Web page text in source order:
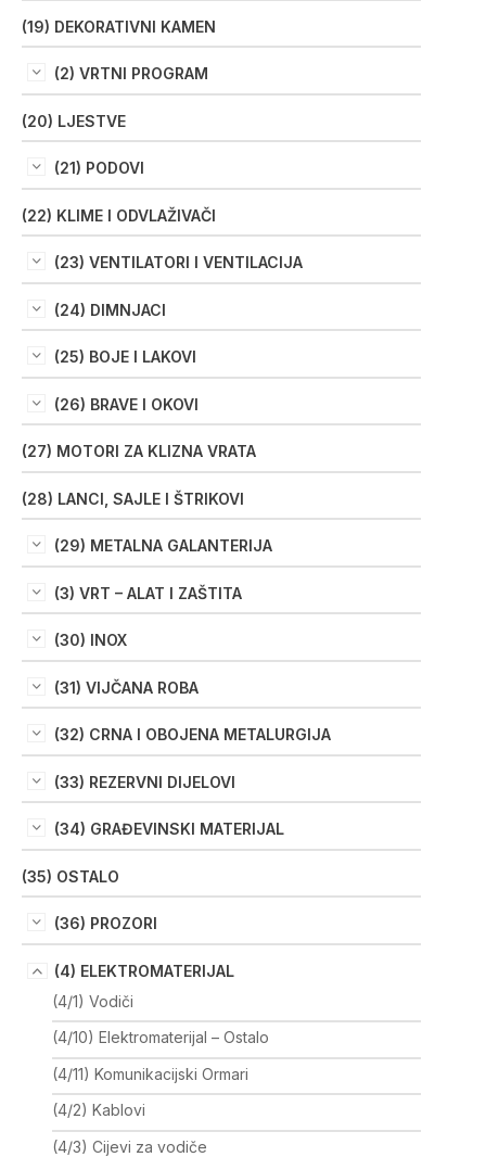
(19) DEKORATIVNI KAMEN
(2) VRTNI PROGRAM
(20) LJESTVE
(21) PODOVI
(22) KLIME I ODVLAŽIVAČI
(23) VENTILATORI I VENTILACIJA
(24) DIMNJACI
(25) BOJE I LAKOVI
(26) BRAVE I OKOVI
(27) MOTORI ZA KLIZNA VRATA
(28) LANCI, SAJLE I ŠTRIKOVI
(29) METALNA GALANTERIJA
(3) VRT – ALAT I ZAŠTITA
(30) INOX
(31) VIJČANA ROBA
(32) CRNA I OBOJENA METALURGIJA
(33) REZERVNI DIJELOVI
(34) GRAĐEVINSKI MATERIJAL
(35) OSTALO
(36) PROZORI
(4) ELEKTROMATERIJAL
(4/1) Vodiči
(4/10) Elektromaterijal – Ostalo
(4/11) Komunikacijski Ormari
(4/2) Kablovi
(4/3) Cijevi za vodiče